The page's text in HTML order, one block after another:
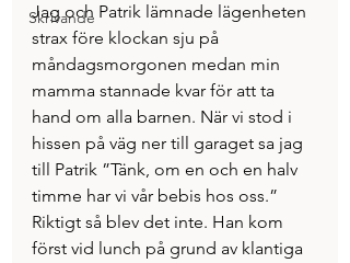
Skrivande
Jag och Patrik lämnade lägenheten
strax före klockan sju på
måndagsmorgonen medan min
mamma stannade kvar för att ta
hand om alla barnen. När vi stod i
hissen på väg ner till garaget sa jag
till Patrik ”Tänk, om en och en halv
timme har vi vår bebis hos oss.”
Riktigt så blev det inte. Han kom
först vid lunch på grund av klantiga